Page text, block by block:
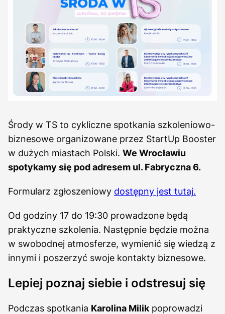
Środy w TS to cykliczne spotkania szkoleniowo-
biznesowe organizowane przez StartUp Booster
w dużych miastach Polski. We Wrocławiu
spotykamy się pod adresem ul. Fabryczna 6.
Formularz zgłoszeniowy dostępny jest tutaj.
Od godziny 17 do 19:30 prowadzone będą
praktyczne szkolenia. Następnie będzie można
w swobodnej atmosferze, wymienić się wiedzą z
innymi i poszerzyć swoje kontakty biznesowe.
Lepiej poznaj siebie i odstresuj się
Podczas spotkania Karolina Milik poprowadzi